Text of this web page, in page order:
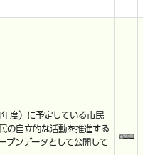
度）に予定している市民
の自立的な活動を推進する
プンデータとして公開して